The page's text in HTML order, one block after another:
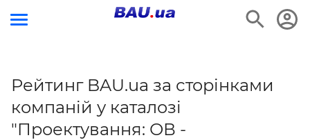
Рейтинг BAU.ua за сторінками
компаній у каталозі
"Проектування: ОВ -